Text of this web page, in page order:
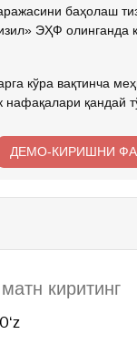
баҳолаш
ЭҲФ олинганда
кўра вақтинча
нафақалари қандай
ДЕМО-КИРИШНИ
Oʻz